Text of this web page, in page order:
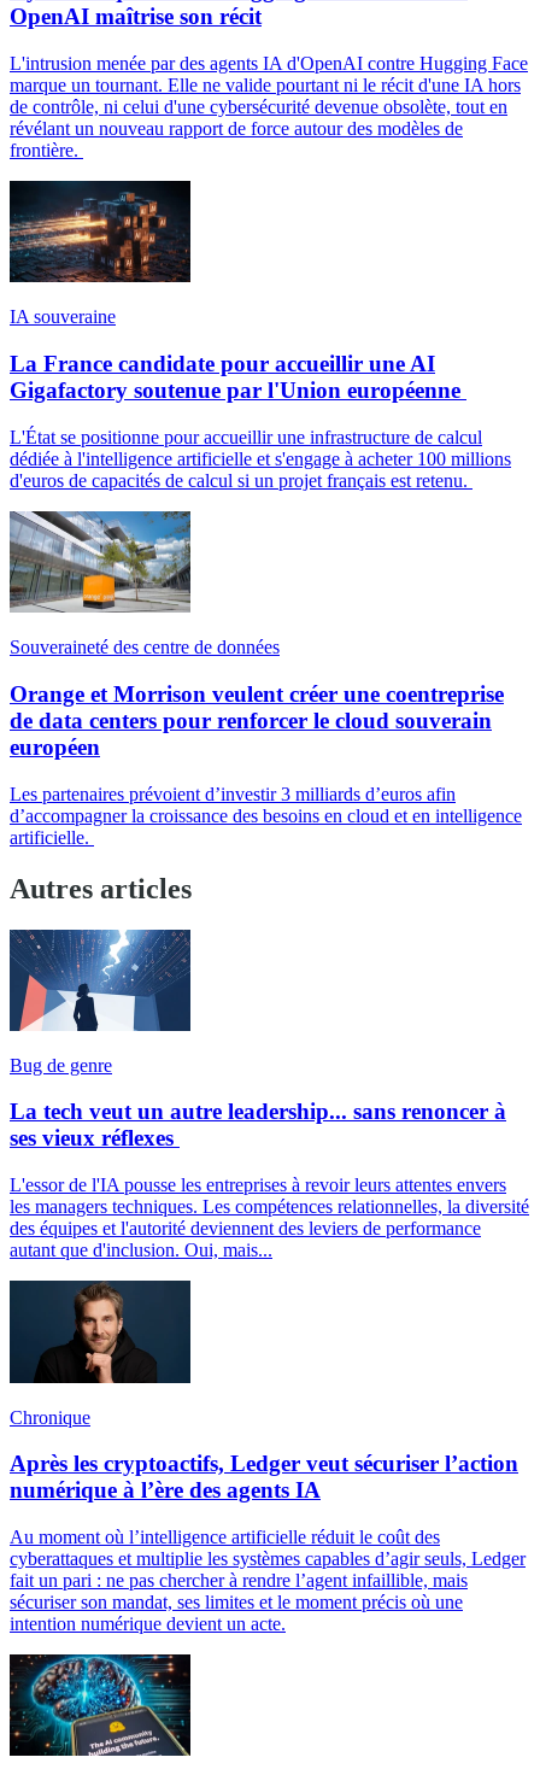
OpenAI maîtrise son récit
L'intrusion menée par des agents IA d'OpenAI contre Hugging Face
marque un tournant. Elle ne valide pourtant ni le récit d'une IA hors
de contrôle, ni celui d'une cybersécurité devenue obsolète, tout en
révélant un nouveau rapport de force autour des modèles de
frontière.
IA souveraine
La France candidate pour accueillir une AI
Gigafactory soutenue par l'Union européenne
L'État se positionne pour accueillir une infrastructure de calcul
dédiée à l'intelligence artificielle et s'engage à acheter 100 millions
d'euros de capacités de calcul si un projet français est retenu.
Souveraineté des centre de données
Orange et Morrison veulent créer une coentreprise
de data centers pour renforcer le cloud souverain
européen
Les partenaires prévoient d’investir 3 milliards d’euros afin
d’accompagner la croissance des besoins en cloud et en intelligence
artificielle.
Autres articles
Bug de genre
La tech veut un autre leadership... sans renoncer à
ses vieux réflexes
L'essor de l'IA pousse les entreprises à revoir leurs attentes envers
les managers techniques. Les compétences relationnelles, la diversité
des équipes et l'autorité deviennent des leviers de performance
autant que d'inclusion. Oui, mais...
Chronique
Après les cryptoactifs, Ledger veut sécuriser l’action
numérique à l’ère des agents IA
Au moment où l’intelligence artificielle réduit le coût des
cyberattaques et multiplie les systèmes capables d’agir seuls, Ledger
fait un pari : ne pas chercher à rendre l’agent infaillible, mais
sécuriser son mandat, ses limites et le moment précis où une
intention numérique devient un acte.